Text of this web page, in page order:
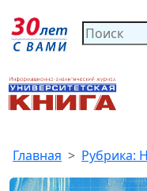
Главная Рубрика: